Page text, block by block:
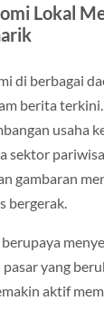
Lokal
di berbagai
berita
usaha
sektor
gambaran
bergerak.
yang
aktif